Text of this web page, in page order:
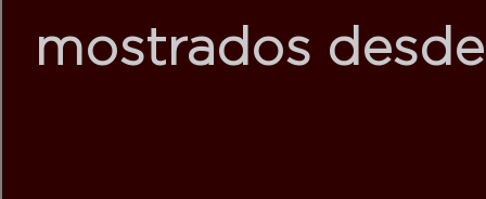
mostrados